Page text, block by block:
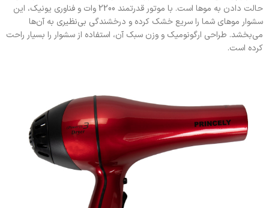
حالت دادن به موها است. با موتور قدرتمند 2200 وات و فناوری یونیک، این
سشوار موهای شما را سریع خشک کرده و درخشندگی بی‌نظیری به آن‌ها
می‌بخشد. طراحی ارگونومیک و وزن سبک آن، استفاده از سشوار را بسیار راحت
کرده است.